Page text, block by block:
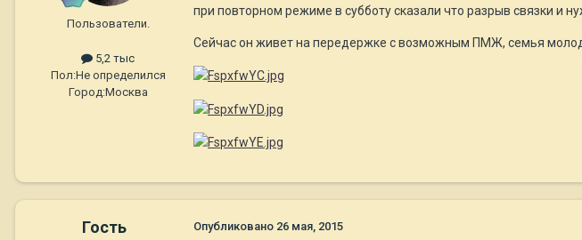
Пользователи.
5,2 тыс
Пол:Не определился
Город:Москва
при повторном режиме в субботу сказали что разрыв связки и
Сейчас он живет на передержке с возможным ПМЖ, семья
Гость Опубликовано 26 мая, 2015